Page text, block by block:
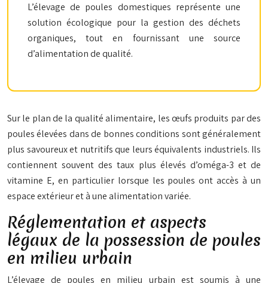
L’élevage de poules domestiques représente une
solution écologique pour la gestion des déchets
organiques, tout en fournissant une source
d’alimentation de qualité.
Sur le plan de la qualité alimentaire, les œufs produits par des
poules élevées dans de bonnes conditions sont généralement
plus savoureux et nutritifs que leurs équivalents industriels. Ils
contiennent souvent des taux plus élevés d’oméga-3 et de
vitamine E, en particulier lorsque les poules ont accès à un
espace extérieur et à une alimentation variée.
Réglementation et aspects
légaux de la possession de poules
en milieu urbain
L’élevage de poules en milieu urbain est soumis à une